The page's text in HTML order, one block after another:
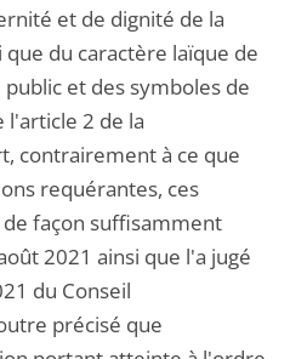
et de dignité de la
du caractère laïque de
et des symboles de
l'article 2 de la
contrairement à ce que
requérantes, ces
façon suffisamment
2021 ainsi que l'a jugé
du Conseil
précisé que